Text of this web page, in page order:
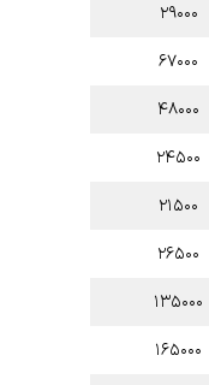
۲۹۰۰۰
۶۷۰۰۰
۴۸۰۰۰
۲۴۵۰۰
۲۱۵۰۰
۲۶۵۰۰
۱۳۵۰۰۰
۱۶۵۰۰۰